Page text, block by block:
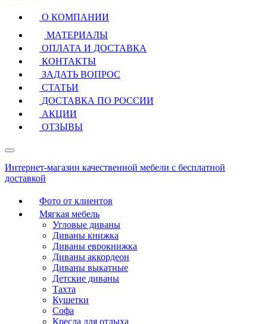
О КОМПАНИИ
МАТЕРИАЛЫ
ОПЛАТА И ДОСТАВКА
КОНТАКТЫ
ЗАДАТЬ ВОПРОС
СТАТЬИ
ДОСТАВКА ПО РОССИИ
АКЦИИ
ОТЗЫВЫ
Интернет-магазин качественной мебели с бесплатной
доставкой
Фото от клиентов
Мягкая мебель
Угловые диваны
Диваны книжка
Диваны еврокнижка
Диваны аккордеон
Диваны выкатные
Детские диваны
Тахта
Кушетки
Софа
Кресла для отдыха